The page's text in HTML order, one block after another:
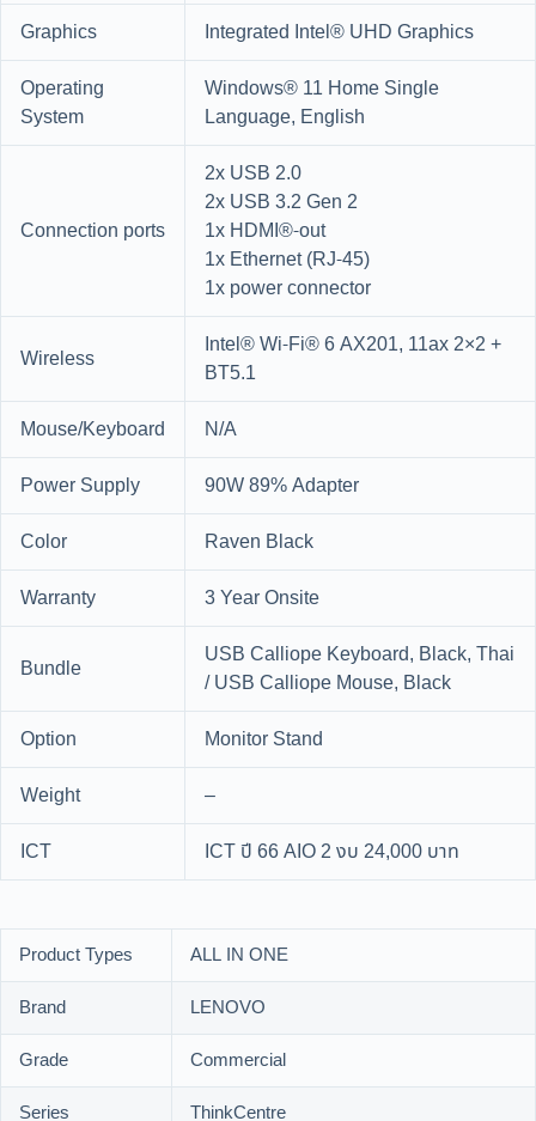
Graphics
Integrated Intel® UHD Graphics
Operating
System
Windows® 11 Home Single
Language, English
Connection ports
2x USB 2.0
2x USB 3.2 Gen 2
1x HDMI®-out
1x Ethernet (RJ-45)
1x power connector
Wireless
Intel® Wi-Fi® 6 AX201, 11ax 2×2 +
BT5.1
Mouse/Keyboard
N/A
Power Supply
90W 89% Adapter
Color
Raven Black
Warranty
3 Year Onsite
Bundle
USB Calliope Keyboard, Black, Thai
/ USB Calliope Mouse, Black
Option
Monitor Stand
Weight
–
ICT
ICT ปี 66 AIO 2 งบ 24,000 บาท
Product Types
ALL IN ONE
Brand
LENOVO
Grade
Commercial
Series
ThinkCentre